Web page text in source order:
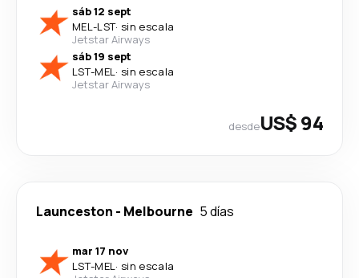
sáb 12 sept
MEL-LST· sin escala
Jetstar Airways
sáb 19 sept
LST-MEL· sin escala
Jetstar Airways
desdeUS$ 94
Launceston - Melbourne 5 días
mar 17 nov
LST-MEL· sin escala